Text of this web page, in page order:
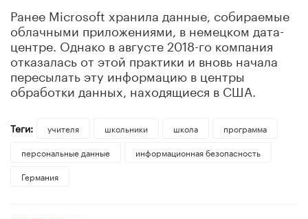
Ранее Microsoft хранила данные, собираемые
облачными приложениями, в немецком дата-
центре. Однако в августе 2018-го компания
отказалась от этой практики и вновь начала
пересылать эту информацию в центры
обработки данных, находящиеся в США.
Теги: учителя школьники школа
программа
персональные данные
информационная безопасность
Германия